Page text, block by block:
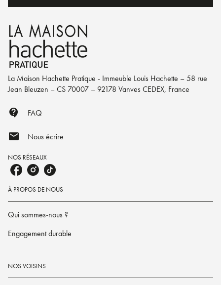
La Maison Hachette Pratique - Immeuble Louis Hachette – 58 rue
Jean Bleuzen – CS 70007 – 92178 Vanves CEDEX, France
contact_support FAQ
mail Nous écrire
NOS RÉSEAUX
À PROPOS DE NOUS
Qui sommes-nous ?
Engagement durable
NOS VOISINS